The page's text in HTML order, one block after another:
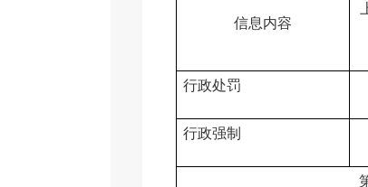
信息内容
行政处罚
行政强制